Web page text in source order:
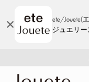
ete/Jouete(
ジュエリー
ご注文
ご注文